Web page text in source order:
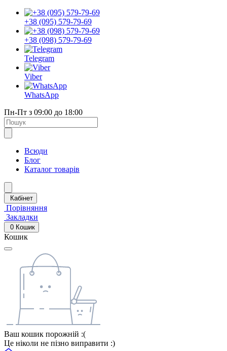
+38 (095) 579-79-69
+38 (098) 579-79-69
Telegram
Viber
WhatsApp
Пн-Пт з 09:00 до 18:00
Всюди
Блог
Каталог товарів
Кабінет
Порівняння
Закладки
0 Кошик
Кошик
Ваш кошик порожній :(
Це ніколи не пізно виправити :)